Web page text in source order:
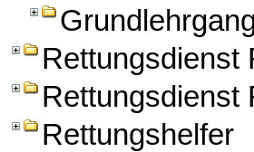
Rettungsdienst
Rettungsdienst
Rettungshelfer